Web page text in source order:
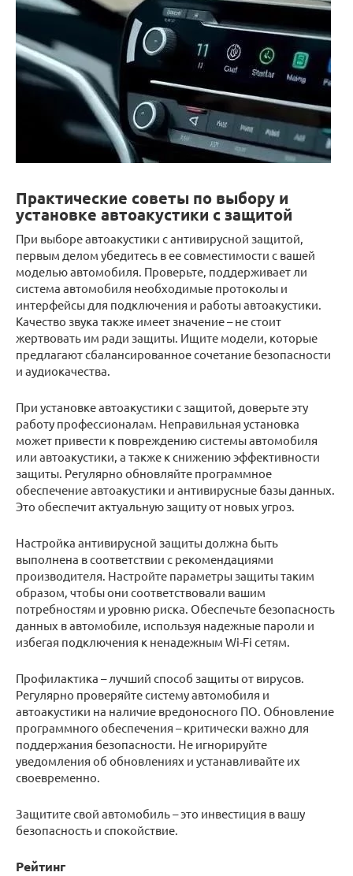
Практические советы по выбору и
установке автоакустики с защитой
При выборе автоакустики с антивирусной защитой,
первым делом убедитесь в ее совместимости с вашей
моделью автомобиля. Проверьте, поддерживает ли
система автомобиля необходимые протоколы и
интерфейсы для подключения и работы автоакустики.
Качество звука также имеет значение – не стоит
жертвовать им ради защиты. Ищите модели, которые
предлагают сбалансированное сочетание безопасности
и аудиокачества.
При установке автоакустики с защитой, доверьте эту
работу профессионалам. Неправильная установка
может привести к повреждению системы автомобиля
или автоакустики, а также к снижению эффективности
защиты. Регулярно обновляйте программное
обеспечение автоакустики и антивирусные базы данных.
Это обеспечит актуальную защиту от новых угроз.
Настройка антивирусной защиты должна быть
выполнена в соответствии с рекомендациями
производителя. Настройте параметры защиты таким
образом, чтобы они соответствовали вашим
потребностям и уровню риска. Обеспечьте безопасность
данных в автомобиле, используя надежные пароли и
избегая подключения к ненадежным Wi-Fi сетям.
Профилактика – лучший способ защиты от вирусов.
Регулярно проверяйте систему автомобиля и
автоакустики на наличие вредоносного ПО. Обновление
программного обеспечения – критически важно для
поддержания безопасности. Не игнорируйте
уведомления об обновлениях и устанавливайте их
своевременно.
Защитите свой автомобиль – это инвестиция в вашу
безопасность и спокойствие.
Рейтинг